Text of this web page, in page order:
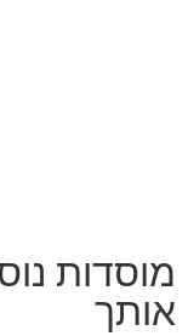
מוסדות
אותך